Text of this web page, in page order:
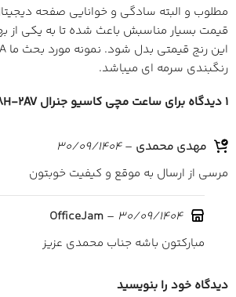
مطلوب و البته سادگی و خوانایی صفحه
قیمت بسیار مناسبش باعث شده تا به یکی از
رنگبندی سرمه ای میباشد.
1 دیدگاه برای
ساعت مچی کاسیو جنرال W-218H-2AV
مهدی محمدی –
30/09/1404
مرسی از ارسال به موقع و کیفیت خوبتون
OfficeJam
– 30/09/1404
مبارکتون باشه جناب محمدی عزیز
دیدگاه خود را بنویسید